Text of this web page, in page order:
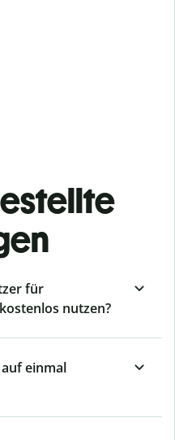
für
nutzen?
einmal